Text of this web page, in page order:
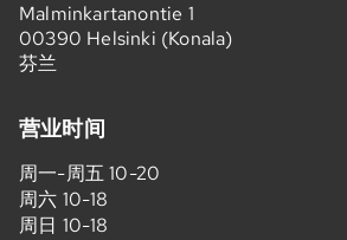
Malminkartanontie 1
00390 Helsinki (Konala)
芬兰
营业时间
周一-周五 10-20
周六 10-18
周日 10-18